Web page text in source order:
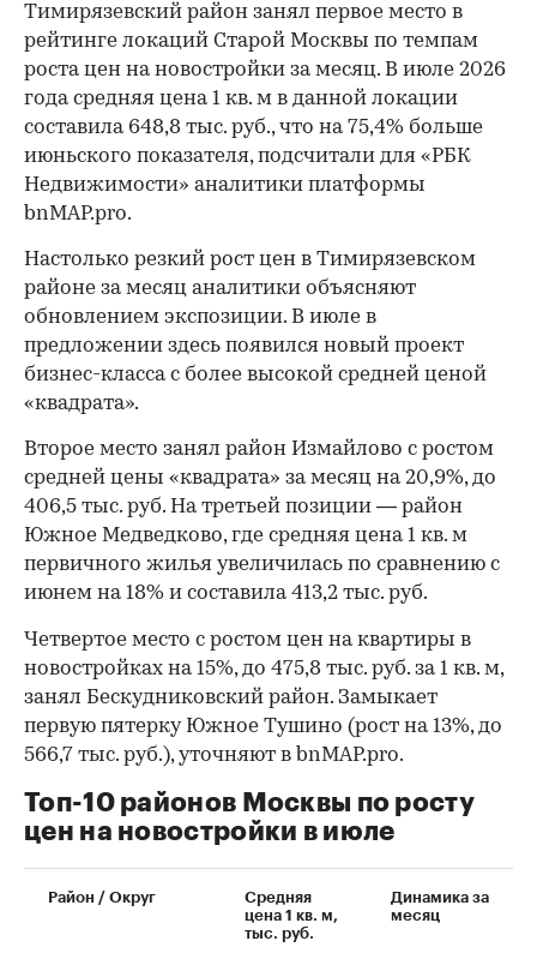
Тимирязевский район занял первое место в
рейтинге локаций Старой Москвы по темпам
роста цен на новостройки за месяц. В июле 2026
года средняя цена 1 кв. м в данной локации
составила 648,8 тыс. руб., что на 75,4% больше
июньского показателя, подсчитали для «РБК
Недвижимости» аналитики платформы
bnMAP.pro.
Настолько резкий рост цен в Тимирязевском
районе за месяц аналитики объясняют
обновлением экспозиции. В июле в
предложении здесь появился новый проект
бизнес-класса с более высокой средней ценой
«квадрата».
Второе место занял район Измайлово с ростом
средней цены «квадрата» за месяц на 20,9%, до
406,5 тыс. руб. На третьей позиции — район
Южное Медведково, где средняя цена 1 кв. м
первичного жилья увеличилась по сравнению с
июнем на 18% и составила 413,2 тыс. руб.
00:00 / 00:00
Четвертое место с ростом цен на квартиры в
новостройках на 15%, до 475,8 тыс. руб. за 1 кв. м,
занял Бескудниковский район. Замыкает
первую пятерку Южное Тушино (рост на 13%, до
566,7 тыс. руб.), уточняют в bnMAP.pro.
Топ-10 районов Москвы по росту
цен на новостройки в июле
Район / Округ
Средняя
цена 1 кв. м,
тыс. руб.
Динамика за
месяц